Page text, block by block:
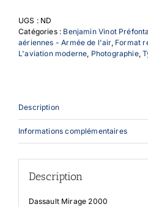
UGS : ND
Catégories : Benjamin Vinot
aériennes - Armée de l'air, Format
L'aviation moderne Photographie,
Description
Informations complémentaires
Description
Dassault Mirage 2000